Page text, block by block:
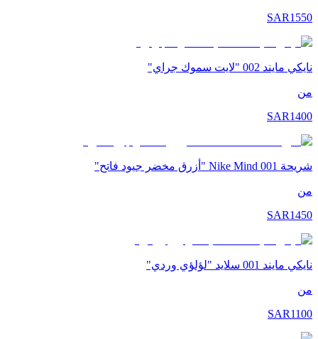
SAR1550
نايكي مايند 002 "لايت سموك جراي"
من
SAR1400
شريحة Nike Mind 001 "أزرق مخضر جيود فاتح"
من
SAR1450
نايكي مايند 001 سلايد "لؤلؤي وردي"
من
SAR1100